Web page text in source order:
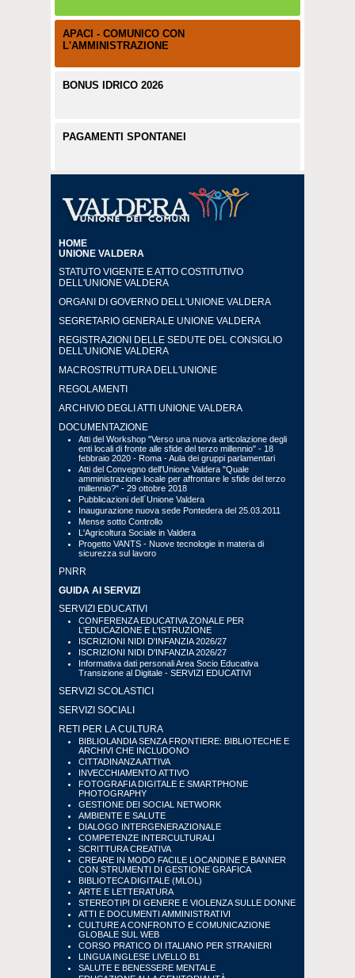
APACI - COMUNICO CON
L'AMMINISTRAZIONE
BONUS IDRICO 2026
PAGAMENTI SPONTANEI
HOME
UNIONE VALDERA
STATUTO VIGENTE E ATTO COSTITUTIVO
DELL'UNIONE VALDERA
ORGANI DI GOVERNO DELL'UNIONE VALDERA
SEGRETARIO GENERALE UNIONE VALDERA
REGISTRAZIONI DELLE SEDUTE DEL CONSIGLIO
DELL'UNIONE VALDERA
MACROSTRUTTURA DELL'UNIONE
REGOLAMENTI
ARCHIVIO DEGLI ATTI UNIONE VALDERA
DOCUMENTAZIONE
Atti del Workshop "Verso una nuova articolazione degli
enti locali di fronte alle sfide del terzo millennio" - 18
febbraio 2020 - Roma - Aula dei gruppi parlamentari
Atti del Convegno dell'Unione Valdera "Quale
amministrazione locale per affrontare le sfide del terzo
millennio?" - 29 ottobre 2018
Pubblicazioni dell´Unione Valdera
Inaugurazione nuova sede Pontedera del 25.03.2011
Mense sotto Controllo
L'Agricoltura Sociale in Valdera
Progetto VANTS - Nuove tecnologie in materia di
sicurezza sul lavoro
PNRR
GUIDA AI SERVIZI
SERVIZI EDUCATIVI
CONFERENZA EDUCATIVA ZONALE PER
L'EDUCAZIONE E L'ISTRUZIONE
ISCRIZIONI NIDI D'INFANZIA 2026/27
ISCRIZIONI NIDI D'INFANZIA 2026/27
Informativa dati personali Area Socio Educativa
Transizione al Digitale - SERVIZI EDUCATIVI
SERVIZI SCOLASTICI
SERVIZI SOCIALI
RETI PER LA CULTURA
BIBLIOLANDIA SENZA FRONTIERE: BIBLIOTECHE E
ARCHIVI CHE INCLUDONO
CITTADINANZA ATTIVA
INVECCHIAMENTO ATTIVO
FOTOGRAFIA DIGITALE E SMARTPHONE
PHOTOGRAPHY
GESTIONE DEI SOCIAL NETWORK
AMBIENTE E SALUTE
DIALOGO INTERGENERAZIONALE
COMPETENZE INTERCULTURALI
SCRITTURA CREATIVA
CREARE IN MODO FACILE LOCANDINE E BANNER
CON STRUMENTI DI GESTIONE GRAFICA
BIBLIOTECA DIGITALE (MLOL)
ARTE E LETTERATURA
STEREOTIPI DI GENERE E VIOLENZA SULLE DONNE
ATTI E DOCUMENTI AMMINISTRATIVI
CULTURE A CONFRONTO E COMUNICAZIONE
GLOBALE SUL WEB
CORSO PRATICO DI ITALIANO PER STRANIERI
LINGUA INGLESE LIVELLO B1
SALUTE E BENESSERE MENTALE